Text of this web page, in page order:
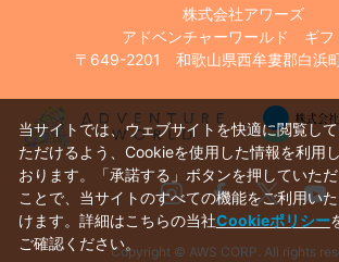
株式会社アワーズ
アドベンチャーワールド ギフ
〒649-2201 和歌山県西牟婁郡白浜
Instagram X
Copyright © AWS CORP. All rights
当サイトでは、ウェブサイトを快適に閲覧し
ただけるよう、Cookieを使用した情報を利用
おります。「承諾する」ボタンを押していただ
ことで、当サイトのすべての機能をご利用い
けます。詳細はこちらの当社Cookieポリシー
ご確認ください。